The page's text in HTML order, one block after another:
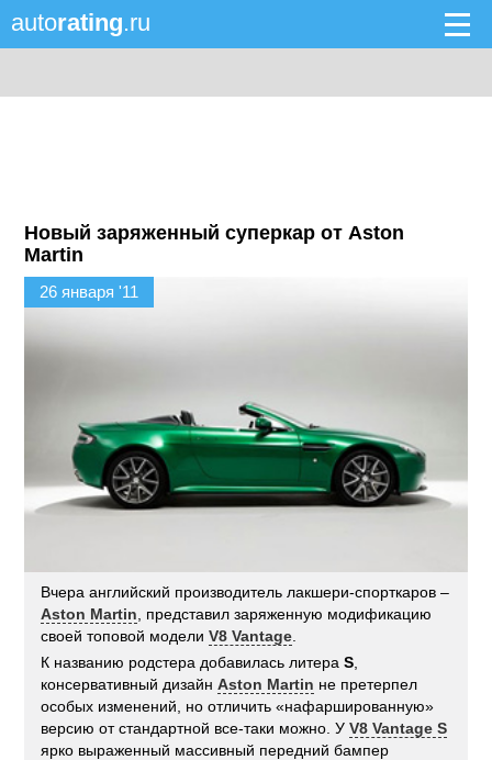
autorating.ru
Новый заряженный суперкар от Aston
Martin
26 января '11
Вчера английский производитель лакшери-спорткаров –
Aston Martin , представил заряженную модификацию
своей топовой моделиV8 Vantage
К названию родстера добавилась литераS
консервативный дизайнAston Martin не претерпел
особых изменений, но отличить «нафаршированную»
версию от стандартной все-таки можно. УV8 Vantage S
ярко выраженный массивный передний бампер